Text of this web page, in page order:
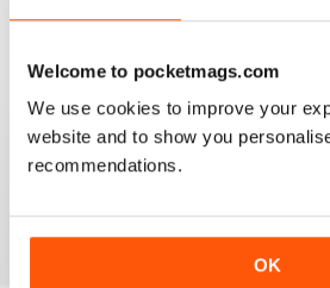
Welcome to pocketmags.com
We use cookies to improve your
website and to show you
recommendations.
OK
1953